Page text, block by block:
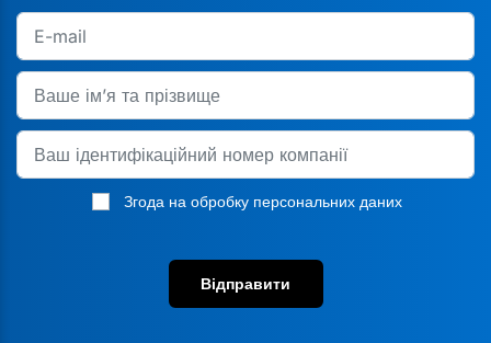
Згода на обробку персональних даних
Відправити